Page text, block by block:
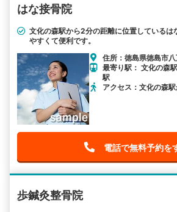
はな接骨院
文化の森駅から2分の距離に位置しているは
やすくて便利です。
住所：徳島県徳島市
最寄り駅： 文化の森
駅
アクセス：文化の森
電話で無料予約を
歩鍼灸整骨院